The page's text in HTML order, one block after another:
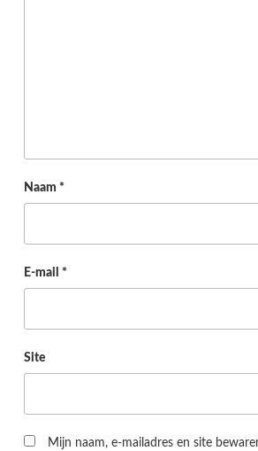
Naam *
E-mail *
Site
Mijn naam, e-mailadres en site